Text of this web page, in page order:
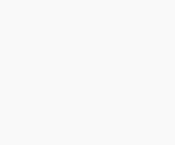
ち)
町2785